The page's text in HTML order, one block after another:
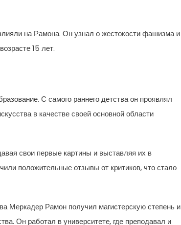
на Рамона. Он узнал о жестокости фашизма и
15 лет.
С самого раннего детства он проявлял
в качестве своей основной области
свои первые картины и выставляя их в
положительные отзывы от критиков, что стало
Меркадер Рамон получил магистерскую степень и
Он работал в университете, где преподавал и